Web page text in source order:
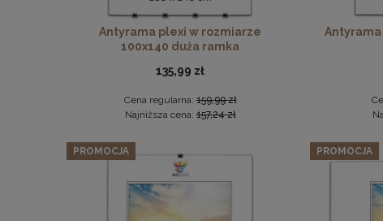
Antyrama plexi w rozmiarze
100x140 duża ramka
135,99 zł
Cena regularna:159,99 zł
Najniższa cena:157,24 zł
Antyrama
PROMOCJA PROMOCJA